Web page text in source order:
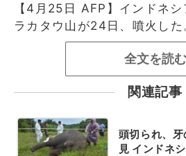
【4月25日 AFP】インドネ
ラカタウ山が24日、噴火した
全文を読む
関連記事
頭切られ、
見 インドネ